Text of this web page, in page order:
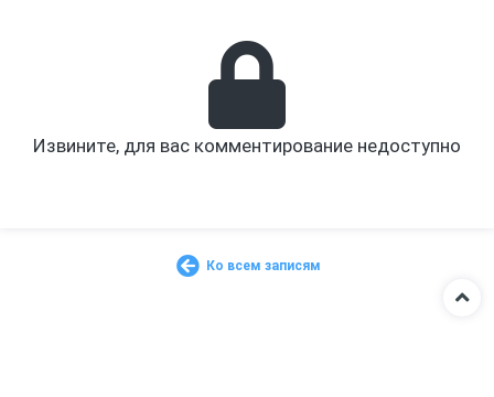
Извините, для вас комментирование недоступно
Ко всем записям